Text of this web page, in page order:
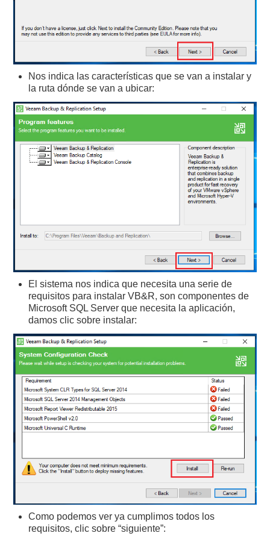
Nos indica las características que se van a instalar y
la ruta dónde se van a ubicar:
El sistema nos indica que necesita una serie de
requisitos para instalar VB&R, son componentes de
Microsoft SQL Server que necesita la aplicación,
damos clic sobre instalar:
Como podemos ver ya cumplimos todos los
requisitos, clic sobre “siguiente”: